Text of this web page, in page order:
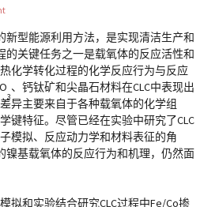
新型能源利用方法，是实现清洁生产和
的关键任务之一是载氧体的反应活性和
化学转化过程的化学反应行为与反应
O
3
、钙钛矿和尖晶石材料在CLC中表现出
异主要来自于各种载氧体的化学组
键特征。尽管已经在实验中研究了CLC
模拟、反应动力学和材料表征的角
镍基载氧体的反应行为和机理，仍然面
拟和实验结合研究CLC过程中Fe/Co掺